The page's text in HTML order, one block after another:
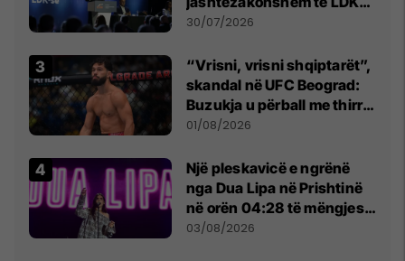
së
30/07/2026
“Vrisni, vrisni shqiptarët”,
skandal në UFC Beograd:
Buzukja u përball me thirrje
anti-shqiptare nga
01/08/2026
Një pleskavicë e ngrënë
nga Dua Lipa në Prishtinë
në orën 04:28 të mëngjesit
- dhe bota digjitale serbe
03/08/2026